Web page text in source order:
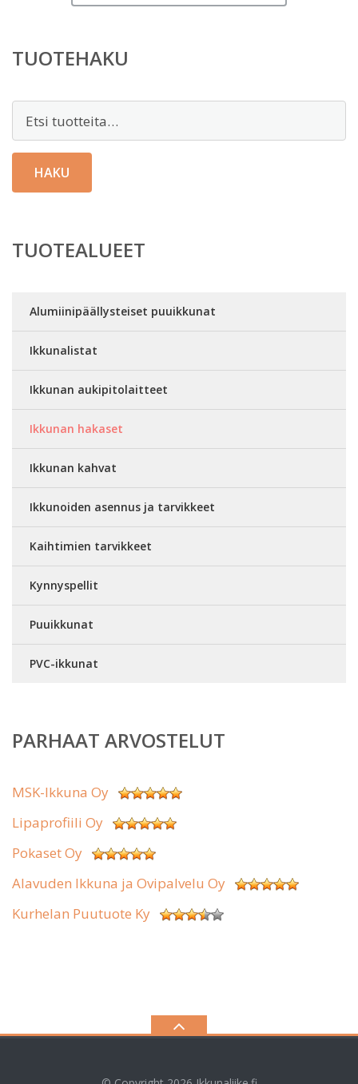
TUOTEHAKU
HAKU
TUOTEALUEET
Alumiinipäällysteiset puuikkunat
Ikkunalistat
Ikkunan aukipitolaitteet
Ikkunan hakaset
Ikkunan kahvat
Ikkunoiden asennus ja tarvikkeet
Kaihtimien tarvikkeet
Kynnyspellit
Puuikkunat
PVC-ikkunat
PARHAAT ARVOSTELUT
MSK-Ikkuna Oy
Lipaprofiili Oy
Pokaset Oy
Alavuden Ikkuna ja Ovipalvelu Oy
Kurhelan Puutuote Ky